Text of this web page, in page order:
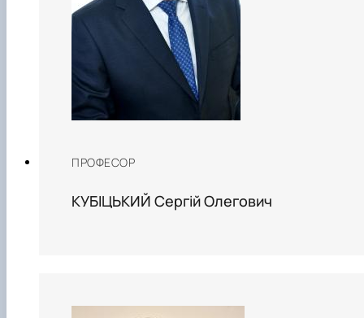
ПРОФЕСОР
КУБІЦЬКИЙ Сергій Олегович